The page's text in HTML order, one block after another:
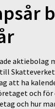
aktiebolag
att ha
och för
och hur